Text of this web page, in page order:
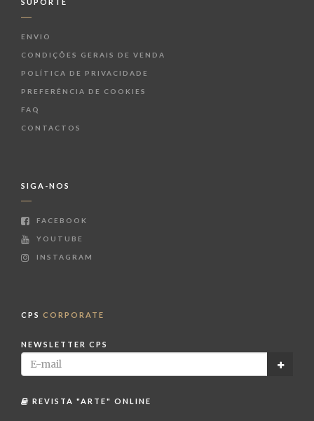
SUPORTE
ENVIO
CONDIÇÕES GERAIS DE VENDA
POLÍTICA DE PRIVACIDADE
PREFERÊNCIA DE COOKIES
FAQ
CONTACTOS
SIGA-NOS
FACEBOOK
YOUTUBE
INSTAGRAM
CPS CORPORATE
NEWSLETTER CPS
REVISTA "ARTE" ONLINE